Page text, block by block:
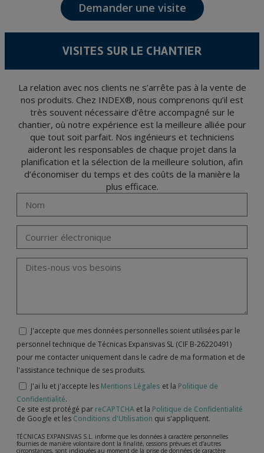
Les données de nos fichiers sont absolument confidentielles et seront traitées avec la
plus grande confidentialité et répondent à toutes les exigences prévues par la loi
15/1999 du 13 décembre sur la protection des données personnelles.
la santé, ces donnée n'étant pas cryptées.
et d'opposition en vertu des dispositions au Règlement Général sur la Protection des
votre pièce d’identité, à P.I. La Portalada II | c/ Segador 13, 26006 | Logroño (La
Rioja).
Demander une visite
VISITES SUR LE CHANTIER
La relation avec nos clients ne s’arrête pas à la vente de
nos produits. Chez INDEX®, nous comprenons qu’il est
très souvent nécessaire d’être accompagné sur le
chantier, où notre expérience est la meilleure alliée pour
que tout soit parfait. Nos ingénieurs et techniciens
aideront les responsables de chaque projet dans la
planification et la sélection de la meilleure solution, afin
d’économiser du temps et des coûts de la manière la
plus efficace.
J'accepte que mes données personnelles soient utilisées par le
personnel technique de Técnicas Expansivas SL (CIF B-26220491)
pour me contacter uniquement dans le cadre de ma formation et de
l'assistance technique de ses produits.
J'ai lu et j'accepte les Mentions Légales et la Politique de
Confidentialité.
Ce site est protégé par reCAPTCHA et la Politique de Confidentialité
de Google et les Conditions d'Utilisation qui s'appliquent.
TÉCNICAS EXPANSIVAS S.L. informe que les données à caractère personnelles
fournies de manière volontaire dont la finalité, cessions prévues et d’autres
circonstances, sont indiquées au moment de la prise de données de caractère